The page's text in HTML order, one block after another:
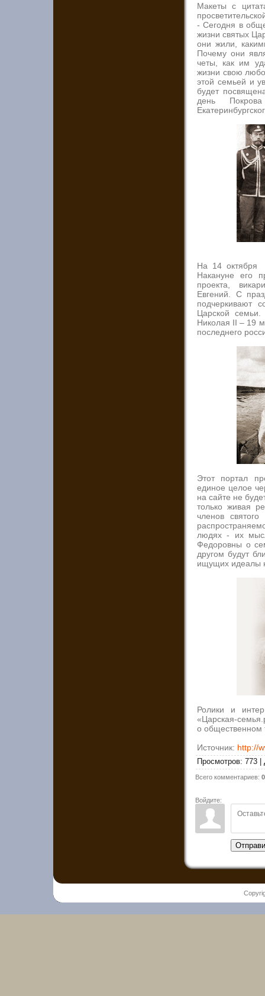
Макеты с
- Сегодня в
жизни святых
они жили,
Почему они
четы, как им
жизни свою
этой семьей и
будет
день
На 14 октября
Накануне его
проекта,
Евгений. С
подчеркивают
Царской
Николая II – 19
последнего
Этот портал
единое целое
на сайте не
только живая
членов
людях - их
Федоровны о
другом будут
ищущих идеалы
Ролики и
«Царская-
о общественном
Источник: http://
Просмотров: 773
Всего комментариев: 0
Войдите: